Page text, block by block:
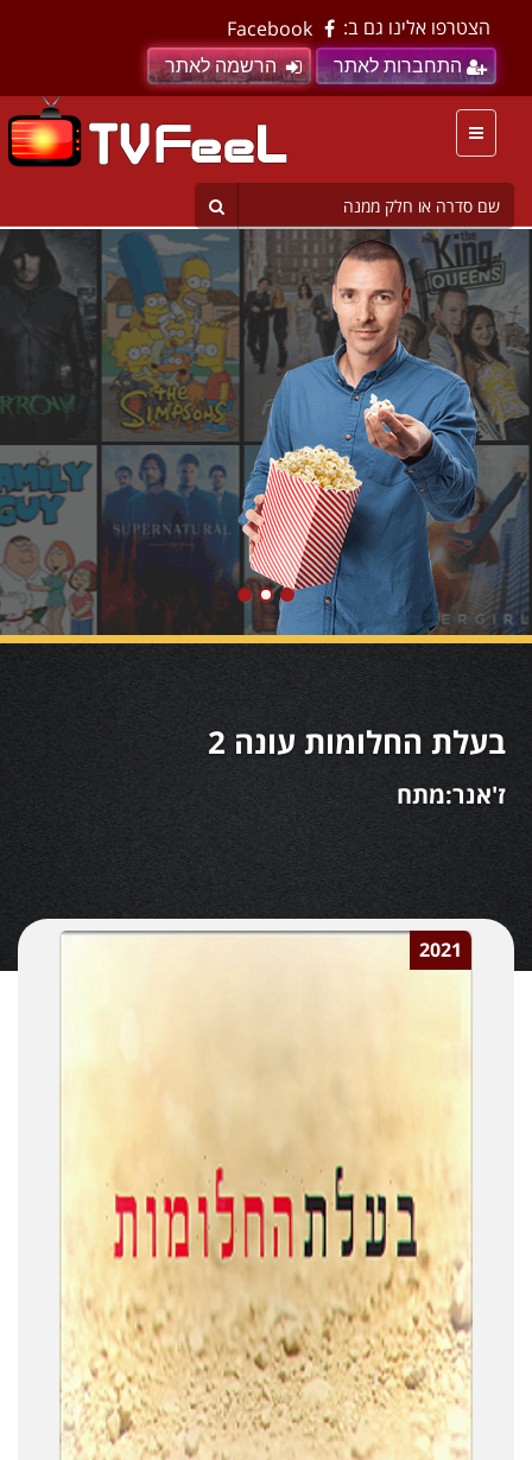
הצטרפו אלינו גם ב: Facebook
התחברות לאתר הרשמה לאתר
בעלת החלומות עונה 2
ז'אנר:מתח
2021